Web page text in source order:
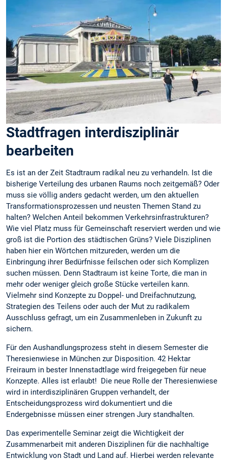
Stadtfragen interdisziplinär
bearbeiten
Es ist an der Zeit Stadtraum radikal neu zu verhandeln. Ist die
bisherige Verteilung des urbanen Raums noch zeitgemäß? Oder
muss sie völlig anders gedacht werden, um den aktuellen
Transformationsprozessen und neusten Themen Stand zu
halten? Welchen Anteil bekommen Verkehrsinfrastrukturen?
Wie viel Platz muss für Gemeinschaft reserviert werden und wie
groß ist die Portion des städtischen Grüns? Viele Disziplinen
haben hier ein Wörtchen mitzureden, werden um die
Einbringung ihrer Bedürfnisse feilschen oder sich Komplizen
suchen müssen. Denn Stadtraum ist keine Torte, die man in
mehr oder weniger gleich große Stücke verteilen kann.
Vielmehr sind Konzepte zu Doppel- und Dreifachnutzung,
Strategien des Teilens oder auch der Mut zu radikalem
Ausschluss gefragt, um ein Zusammenleben in Zukunft zu
sichern.
Für den Aushandlungsprozess steht in diesem Semester die
Theresienwiese in München zur Disposition. 42 Hektar
Freiraum in bester Innenstadtlage wird freigegeben für neue
Konzepte. Alles ist erlaubt! Die neue Rolle der Theresienwiese
wird in interdisziplinären Gruppen verhandelt, der
Entscheidungsprozess wird dokumentiert und die
Endergebnisse müssen einer strengen Jury standhalten.
Das experimentelle Seminar zeigt die Wichtigkeit der
Zusammenarbeit mit anderen Disziplinen für die nachhaltige
Entwicklung von Stadt und Land auf. Hierbei werden relevante